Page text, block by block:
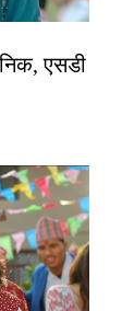
एसडी